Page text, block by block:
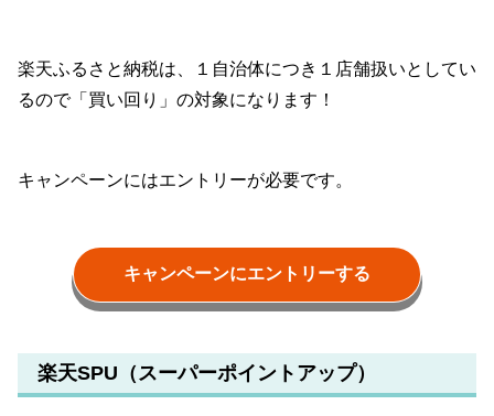
楽天ふるさと納税は、１自治体につき１店舗扱いとしてい
るので「買い回り」の対象になります！
キャンペーンにはエントリーが必要です。
キャンペーンにエントリーする
楽天SPU（スーパーポイントアップ）